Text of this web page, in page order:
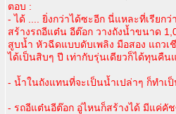
ตอบ :
- ได้ .... ยิ่งกว่าได้ซะอีก นี่แหละที่เรียก
สร้างรถอีแต๋น อีต๊อก วางถังน้ำขนาด
สูบน้ำ หัวฉีดแบบดับเพลิง มือสอง แถวเ
ได้เป็นสิบๆ ปี เท่ากับรุ่นเดียวก็ได้ทุนคื
- น้ำในถังแทนที่จะเป็นน้ำเปล่าๆ ก็ทำเ
- รถอีแต๋นอีต๊อก อู่ไหนก็สร้างได้ มีแค่คัช